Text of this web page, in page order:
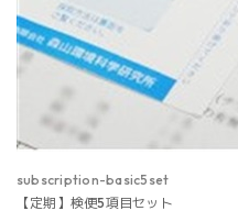
subscription-basic5set
【定期】検便5項目セット